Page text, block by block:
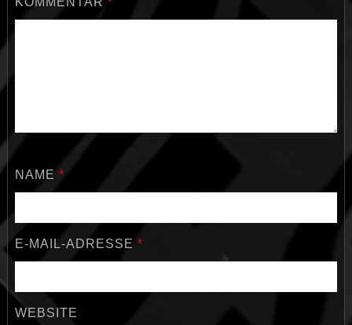
NAME *
E-MAIL-ADRESSE *
WEBSITE